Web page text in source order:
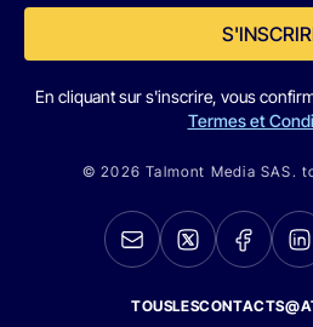
En cliquant sur s'inscrire, vous
Termes et
© 2026 Talmont Media SAS.